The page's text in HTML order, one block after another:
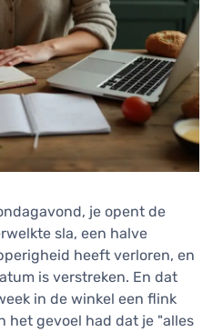
je opent de
sla, een halve
heeft verloren, en
is verstreken. En dat
in de winkel een flink
het gevoel had dat je "alles